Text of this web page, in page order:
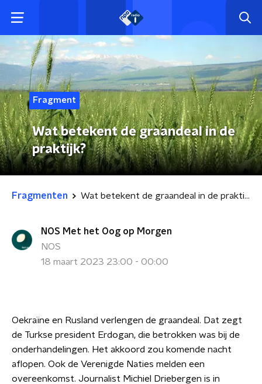
Fragment
Wat betekent de graandeal in de
praktijk?
Fragmenten Wat betekent de graandeal in de praktijk?
NOS Met het Oog op Morgen
NOS
18 maart 2023 23:00 - 00:00
Oekraïne en Rusland verlengen de graandeal. Dat zegt
de Turkse president Erdogan, die betrokken was bij de
onderhandelingen. Het akkoord zou komende nacht
aflopen. Ook de Verenigde Naties melden een
overeenkomst. Journalist Michiel Driebergen is in